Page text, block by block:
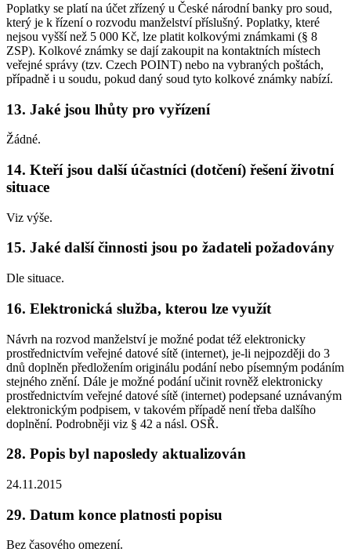
Poplatky se platí na účet zřízený u České národní banky pro soud,
který je k řízení o rozvodu manželství příslušný. Poplatky, které
nejsou vyšší než 5 000 Kč, lze platit kolkovými známkami (§ 8
ZSP). Kolkové známky se dají zakoupit na kontaktních místech
veřejné správy (tzv. Czech POINT) nebo na vybraných poštách,
případně i u soudu, pokud daný soud tyto kolkové známky nabízí.
13. Jaké jsou lhůty pro vyřízení
Žádné.
14. Kteří jsou další účastníci (dotčení) řešení životní
situace
Viz výše.
15. Jaké další činnosti jsou po žadateli požadovány
Dle situace.
16. Elektronická služba, kterou lze využít
Návrh na rozvod manželství je možné podat též elektronicky
prostřednictvím veřejné datové sítě (internet), je-li nejpozději do 3
dnů doplněn předložením originálu podání nebo písemným podáním
stejného znění. Dále je možné podání učinit rovněž elektronicky
prostřednictvím veřejné datové sítě (internet) podepsané uznávaným
elektronickým podpisem, v takovém případě není třeba dalšího
doplnění. Podrobněji viz § 42 a násl. OSŘ.
28. Popis byl naposledy aktualizován
24.11.2015
29. Datum konce platnosti popisu
Bez časového omezení.